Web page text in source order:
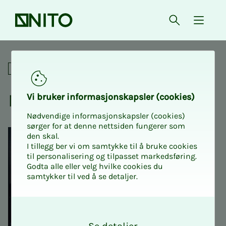
Forsiden Åpne søk
{
NITO Intro 1: Kurs for nye
For tillitsvalgte
NITO In­­­tro 1
Vi bru­­­ker in­­­for­­­ma­­­sjons­­­kaps­­­­­ler (cookies)
Nødvendige informasjonskapsler (cookies)
sørger for at denne nettsiden fungerer som
den skal.
I tillegg ber vi om samtykke til å bruke cookies
til personalisering og tilpasset markedsføring.
Godta alle eller velg hvilke cookies du
samtykker til ved å se detaljer.